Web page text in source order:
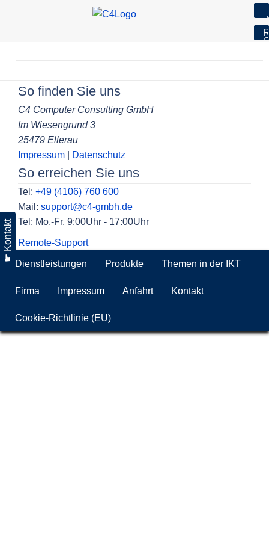
☛ Kontakt
So finden Sie uns
C4 Computer Consulting GmbH
Im Wiesengrund 3
25479 Ellerau
Impressum
Datenschutz
So erreichen Sie uns
Tel: +49 (4106) 760 600
Mail: support@c4-gmbh.de
Tel: Mo.-Fr. 9:00Uhr - 17:00Uhr
Remote-Support
Dienstleistungen Produkte Themen in der IKT
Firma Impressum Anfahrt Kontakt
Cookie-Richtlinie (EU)